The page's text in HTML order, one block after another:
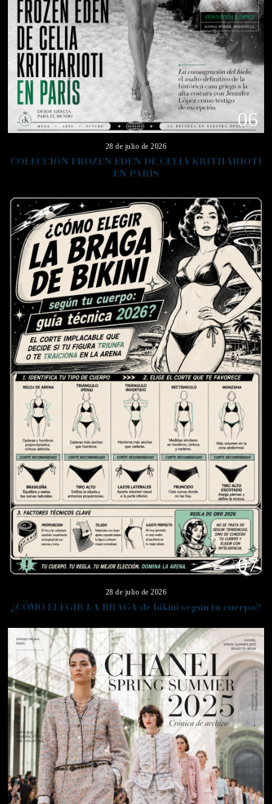
06
28 de julio de 2026
COLECCIÓN FROZEN EDEN DE CELIA KRITHARIOTI
EN PARÍS
07
28 de julio de 2026
¿CÓMO ELEGIR LA BRAGA de bikini según tu cuerpo?